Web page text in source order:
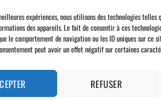
expériences, nous utilisons des technologies telles
des appareils. Le fait de consentir à ces
le comportement de navigation ou les ID uniques sur ce
peut avoir un effet négatif sur certaines
REFUSER
Visa PayPal